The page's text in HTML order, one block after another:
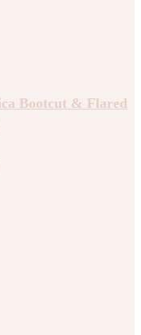
Bootcut & Flared